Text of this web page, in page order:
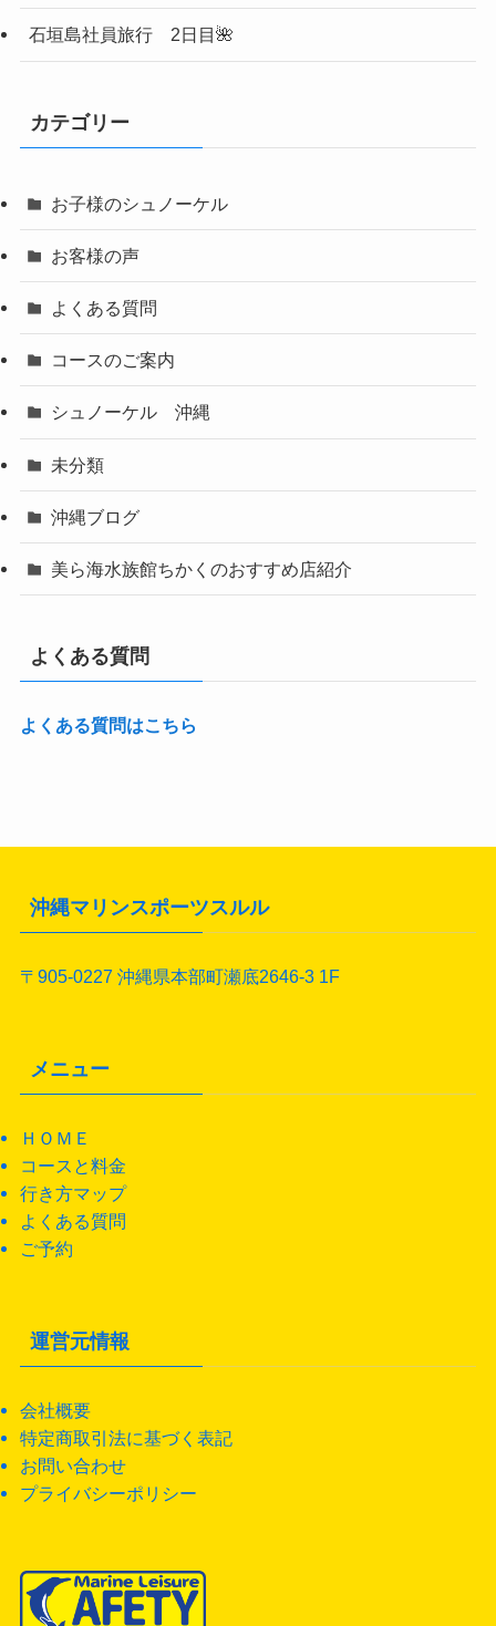
石垣島社員旅行 2日目🌺
カテゴリー
お子様のシュノーケル
お客様の声
よくある質問
コースのご案内
シュノーケル 沖縄
未分類
沖縄ブログ
美ら海水族館ちかくのおすすめ店紹介
よくある質問
よくある質問はこちら
沖縄マリンスポーツスルル
〒905-0227 沖縄県本部町瀬底2646-3 1F
メニュー
ＨＯＭＥ
コースと料金
行き方マップ
よくある質問
ご予約
運営元情報
会社概要
特定商取引法に基づく表記
お問い合わせ
プライバシーポリシー